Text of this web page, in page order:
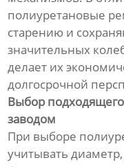
полиуретановые
старению и
значительных
делает их
долгосрочной
Выбор
заводом
При выборе
учитывать